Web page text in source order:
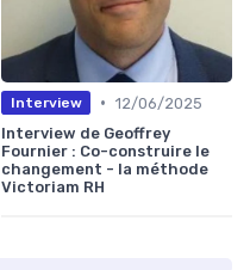
Interview • 12/06/2025
Interview de Geoffrey
Fournier : Co-construire le
changement - la méthode
Victoriam RH